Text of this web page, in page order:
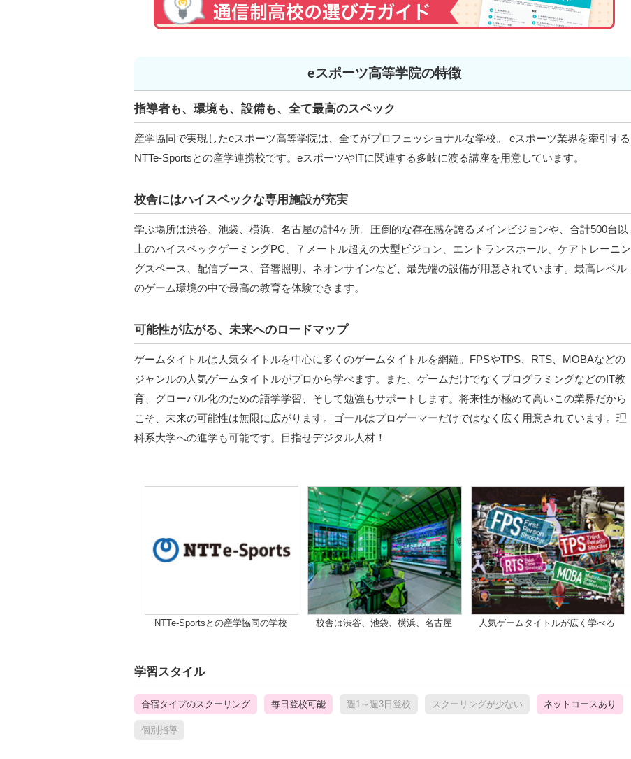
eスポーツ高等学院の特徴
指導者も、環境も、設備も、全て最高のスペック
産学協同で実現したeスポーツ高等学院は、全てがプロフェッショナルな学校。 eスポーツ業界を牽引する
NTTe-Sportsとの産学連携校です。eスポーツやITに関連する多岐に渡る講座を用意しています。
校舎にはハイスペックな専用施設が充実
学ぶ場所は渋谷、池袋、横浜、名古屋の計4ヶ所。圧倒的な存在感を誇るメインビジョンや、合計500台以
上のハイスペックゲーミングPC、７メートル超えの大型ビジョン、エントランスホール、ケアトレーニン
グスペース、配信ブース、音響照明、ネオンサインなど、最先端の設備が用意されています。最高レベル
のゲーム環境の中で最高の教育を体験できます。
可能性が広がる、未来へのロードマップ
ゲームタイトルは人気タイトルを中心に多くのゲームタイトルを網羅。FPSやTPS、RTS、MOBAなどの
ジャンルの人気ゲームタイトルがプロから学べます。また、ゲームだけでなくプログラミングなどのIT教
育、グローバル化のための語学学習、そして勉強もサポートします。将来性が極めて高いこの業界だから
こそ、未来の可能性は無限に広がります。ゴールはプロゲーマーだけではなく広く用意されています。理
科系大学への進学も可能です。目指せデジタル人材！
NTTe-Sportsとの産学協同の学校 校舎は渋谷、池袋、横浜、名古屋 人気ゲームタイトルが広く学べる
学習スタイル
合宿タイプのスクーリング 毎日登校可能 週1～週3日登校 スクーリングが少ない ネットコースあり
個別指導